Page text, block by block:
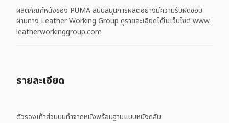
ผลิตภัณฑ์หนังของ PUMA สนับสนุนการผลิตอย่างมีความรับผิดชอบ
ผ่านทาง Leather Working Group ดูรายละเอียดได้ในเว็บไซต์ www.
leatherworkinggroup.com
รายละเอียด
ตัวรองเท้าส่วนบนทำจากหนังพร้อมฐานแบบหนังกลับ